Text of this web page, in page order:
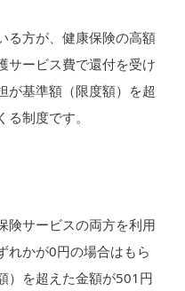
る方が、健康保険の高額
サービス費で還付を受け
が基準額（限度額）を超
制度です。
険サービスの両方を利用
れかが0円の場合はもら
）を超えた金額が501円